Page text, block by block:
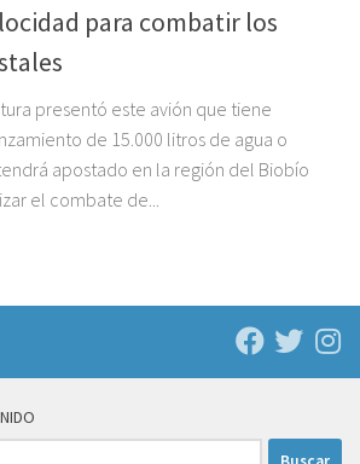
para combatir los
presentó este avión que tiene
de 15.000 litros de agua o
apostado en la región del Biobío
el combate de...